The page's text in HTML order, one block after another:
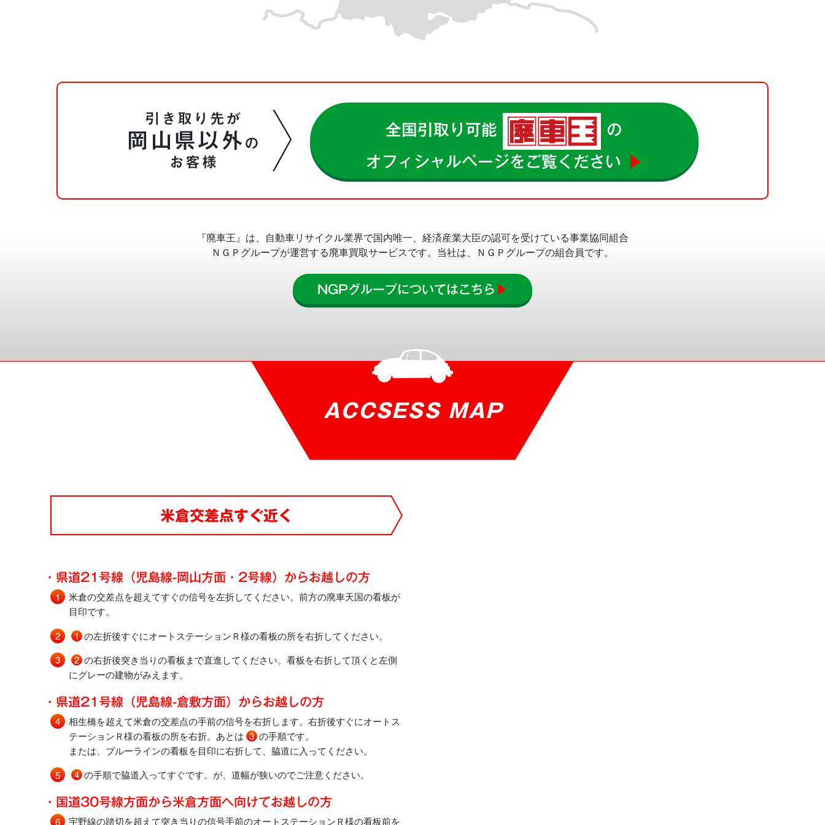
引き取り先が
岡山県以外 の
お客様
全国引取り可能
の
オフィシャルページをご覧ください
▶
『廃車王』は、自動車リサイクル業界で国内唯一、経済産業大臣の認可を受けている事業協同組合
ＮＧＰグループが運営する廃車買取サービスです。当社は、ＮＧＰグループの組合員です。
NGPグループについてはこちら ▶
ACCSESS MAP
米倉交差点すぐ近く
・県道21号線（児島線-岡山方面・2号線）からお越しの方
米倉の交差点を超えてすぐの信号を左折してください。前方の廃車天国の看板が
目印です。
1 の左折後すぐにオートステーションＲ様の看板の所を右折してください。
2 の右折後突き当りの看板まで直進してください。看板を右折して頂くと左側
にグレーの建物がみえます。
・県道21号線（児島線-倉敷方面）からお越しの方
相生橋を超えて米倉の交差点の手前の信号を右折します。右折後すぐにオートス
テーションＲ様の看板の所を右折。あとは 3 の手順です。
または、ブルーラインの看板を目印に右折して、脇道に入ってください。
4 の手順で脇道入ってすぐです。が、道幅が狭いのでご注意ください。
・国道30号線方面から米倉方面へ向けてお越しの方
宇野線の踏切を超えて突き当りの信号手前のオートステーションＲ様の看板前を